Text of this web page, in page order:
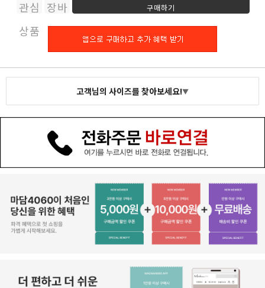
관심
상품
장바
구니
구매하기
고객님의 사이즈를 찾아보세요!▼